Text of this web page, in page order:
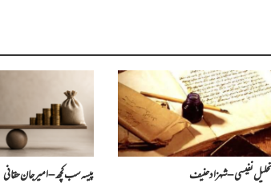
تحلیل نفیسی – شہزاد حنیف پیسہ سب کچھ – امیرجان حقانی